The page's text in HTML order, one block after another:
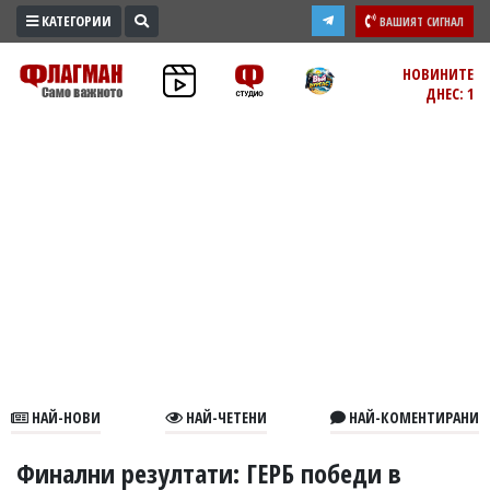
ПРОМО
ЗОНА
В
КАТЕГОРИИ ВАШИЯТ СИГНАЛ
НОВИНИТЕ
ДНЕС: 1
НАЙ-НОВИ НАЙ-ЧЕТЕНИ НАЙ-КОМЕНТИРАНИ
Финални резултати: ГЕРБ победи в